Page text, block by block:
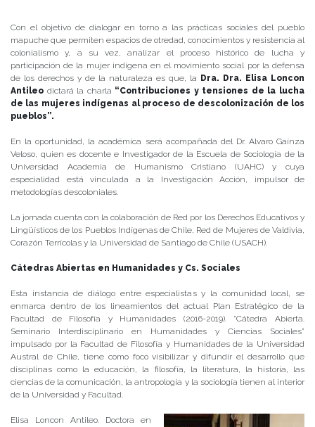
Con el objetivo de dialogar en torno a las prácticas sociales del pueblo
mapuche que permiten espacios de otredad, conocimientos y resistencia al
colonialismo y, a su vez, analizar el proceso histórico de lucha y
participación de la mujer indígena en el movimiento social por la defensa
de los derechos y de la naturaleza es que, la Dra. Dra. Elisa Loncon
Antileo dictará la charla “Contribuciones y tensiones de la lucha
de las mujeres indígenas al proceso de descolonización de los
pueblos”.
En la oportunidad, la académica será acompañada del Dr. Alvaro Gaínza
Veloso, quien es docente e Investigador de la Escuela de Sociología de la
Universidad Academia de Humanismo Cristiano (UAHC) y cuya
especialidad está vinculada a la Investigación Acción, impulsor de
metodologías descoloniales.
La jornada cuenta con la colaboración de Red por los Derechos Educativos y
Lingüísticos de los Pueblos Indígenas de Chile, Red de Mujeres de Valdivia,
Corazón Terrícolas y la Universidad de Santiago de Chile (USACH).
Cátedras Abiertas en Humanidades y Cs. Sociales
Esta instancia de diálogo entre especialistas y la comunidad local, se
enmarca dentro de los lineamientos del actual Plan Estratégico de la
Facultad de Filosofía y Humanidades (2016-2019). “Cátedra Abierta.
Seminario Interdisciplinario en Humanidades y Ciencias Sociales”
impulsado por la Facultad de Filosofía y Humanidades de la Universidad
Austral de Chile, tiene como foco visibilizar y difundir el desarrollo que
disciplinas como la educación, la filosofía, la literatura, la historia, las
ciencias de la comunicación, la antropología y la sociología tienen al interior
de la Universidad y Facultad.
Elisa Loncon Antileo. Doctora en